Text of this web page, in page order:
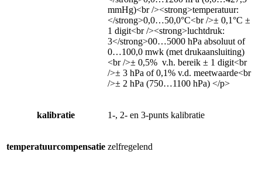
mmHg)<br /><strong>temperatuur:
</strong>0,0…50,0°C<br />± 0,1°C ±
1 digit<br /><strong>luchtdruk:
3</strong>00…5000 hPa absoluut of
0…100,0 mwk (met drukaansluiting)
<br />± 0,5% v.h. bereik ± 1 digit<br
/>± 3 hPa of 0,1% v.d. meetwaarde<br
/>± 2 hPa (750…1100 hPa) </p>
kalibratie 1-, 2- en 3-punts kalibratie
temperatuurcompensatie zelfregelend